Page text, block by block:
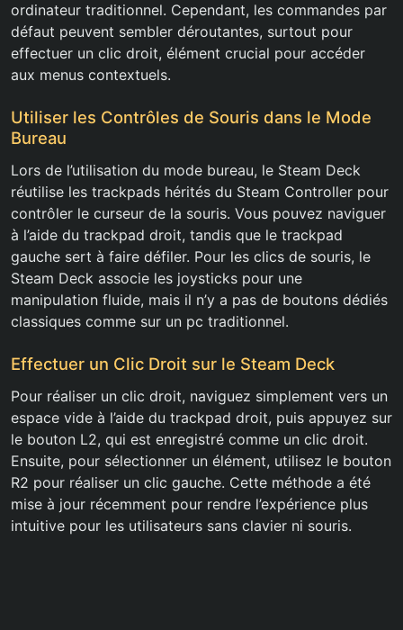
ordinateur traditionnel. Cependant, les commandes par
défaut peuvent sembler déroutantes, surtout pour
effectuer un clic droit, élément crucial pour accéder
aux menus contextuels.
Utiliser les Contrôles de Souris dans le Mode
Bureau
Lors de l’utilisation du mode bureau, le Steam Deck
réutilise les trackpads hérités du Steam Controller pour
contrôler le curseur de la souris. Vous pouvez naviguer
à l’aide du trackpad droit, tandis que le trackpad
gauche sert à faire défiler. Pour les clics de souris, le
Steam Deck associe les joysticks pour une
manipulation fluide, mais il n’y a pas de boutons dédiés
classiques comme sur un pc traditionnel.
Effectuer un Clic Droit sur le Steam Deck
Pour réaliser un clic droit, naviguez simplement vers un
espace vide à l’aide du trackpad droit, puis appuyez sur
le bouton L2, qui est enregistré comme un clic droit.
Ensuite, pour sélectionner un élément, utilisez le bouton
R2 pour réaliser un clic gauche. Cette méthode a été
mise à jour récemment pour rendre l’expérience plus
intuitive pour les utilisateurs sans clavier ni souris.